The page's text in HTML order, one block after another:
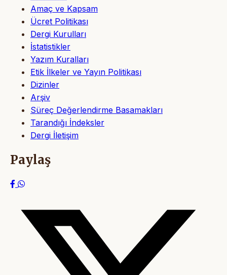
Amaç ve Kapsam
Ücret Politikası
Dergi Kurulları
İstatistikler
Yazım Kuralları
Etik İlkeler ve Yayın Politikası
Dizinler
Arşiv
Süreç Değerlendirme Basamakları
Tarandığı İndeksler
Dergi İletişim
Paylaş